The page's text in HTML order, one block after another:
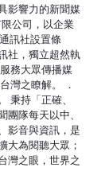
影響力的新聞媒
公司，以企業
訊社設置條
社，獨立超然執
務大眾傳播媒
灣之瞭解。 ．
秉持「正確、
隊每天以中、
影音與資訊，是
大為閱聽大眾；
灣之眼，世界之